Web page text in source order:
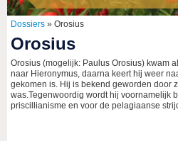
Dossiers » Orosius
Orosius
Orosius (mogelijk: Paulus Orosius) kwam
naar Hieronymus, daarna keert hij weer
gekomen is. Hij is bekend geworden door
was.Tegenwoordig wordt hij voornamelijk
priscillianisme en voor de pelagiaanse